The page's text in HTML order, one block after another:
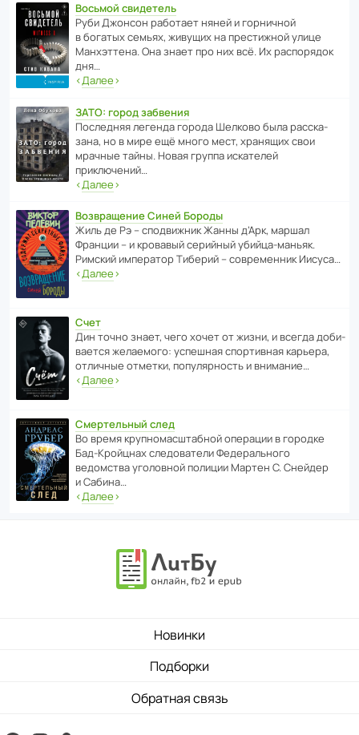
Восьмой свидетель
Руби Джонсон рабо­тает няней и горни­чной
в богатых семьях, живущих на прес­ти­жной улице
Манх­эт­тена. Она знает про них всё. Их распо­рядок
дня…
‹Далее›
ЗАТО: город забвения
После­дняя легенда города Шелково была расска­
зана, но в мире ещё много мест, хранящих свои
мрачные тайны. Новая группа иска­телей
приключений…
‹Далее›
Возвращение Синей Бороды
Жиль де Рэ – спод­ви­жник Жанны д’Арк, маршал
Франции – и кровавый серийный убийца-маньяк.
Римский импе­ратор Тиберий – совре­менник Иисуса…
‹Далее›
Счет
Дин точно знает, чего хочет от жизни, и всегда доби­
ва­ется жела­е­мого: успе­шная спор­ти­вная карьера,
отли­чные отметки, попу­ля­р­ность и внимание…
‹Далее›
Смертельный след
Во время круп­но­мас­ш­та­бной операции в городке
Бад‑Крой­цнах следо­ва­тели Феде­раль­ного
ведомства уголо­вной полиции Мартен С. Снейдер
и Сабина…
‹Далее›
Новинки
Подборки
Обратная связь